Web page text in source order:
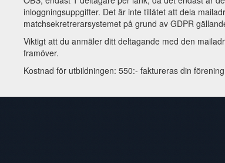
inloggningsuppgifter. Det är inte tillåtet att dela
matchsekretrerarsystemet på grund av GDPR
Viktigt att du anmäler ditt deltagande med den
framöver.
Kostnad för utbildningen: 550:- faktureras din